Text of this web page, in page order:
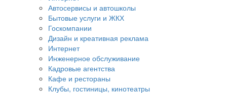
Автосервисы и автошколы
Бытовые услуги и ЖКХ
Госкомпании
Дизайн и креативная реклама
Интернет
Инженерное обслуживание
Кадровые агентства
Кафе и рестораны
Клубы, гостиницы, кинотеатры